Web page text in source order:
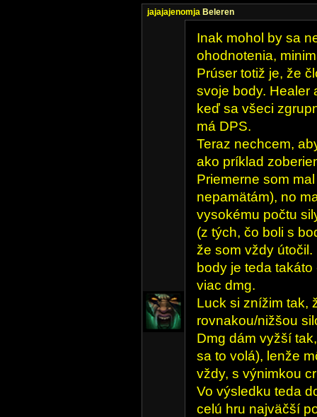
jajajajenomja Beleren
Inak mohol by sa
ohodnotenia,
Prúser totiž je, že
svoje body. Healer
keď sa všeci
má DPS.
Teraz nechcem,
ako príklad
Priemerne som
nepamätám), no
vysokému počtu
(z tých, čo boli s
že som vždy
body je teda
viac dmg.
Luck si znížim tak,
rovnakou/nižšou
Dmg dám vyžší
sa to volá), lenže
vždy, s výnimkou
Vo výsledku teda
celú hru najväčší